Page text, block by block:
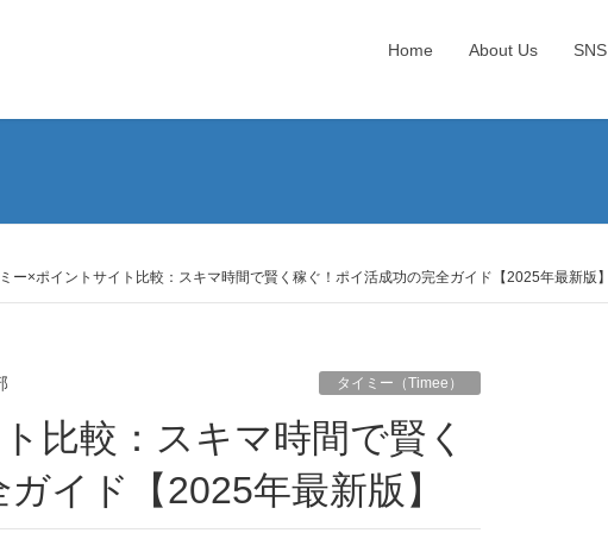
Home About Us SNS
ー×ポイントサイト比較：スキマ時間で賢く稼ぐ！ポイ活成功の完全ガイド【2025年最新版】
タイミー（Timee）
イド【2025年最新版】